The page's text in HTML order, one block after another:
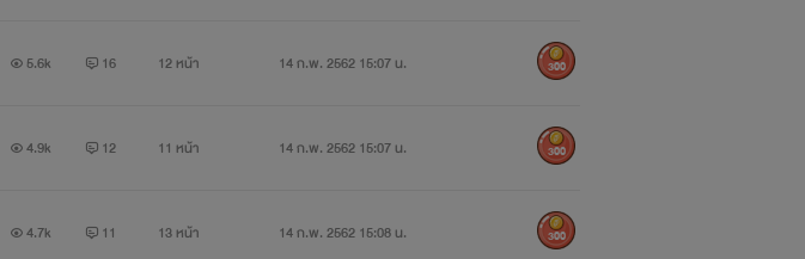
วความรักในรั้วมหาวิทยาลัยนะคะ ใครชอบแนวนี้ก็ฝากติดตามด้วยค่า ^0^
___จางบิวตี้___
5.6k 16 12 หน้า 14 ก.พ. 2562 15:07 น. 300
4.9k 12 11 หน้า 14 ก.พ. 2562 15:07 น. 300
4.7k 11 13 หน้า 14 ก.พ. 2562 15:08 น. 300